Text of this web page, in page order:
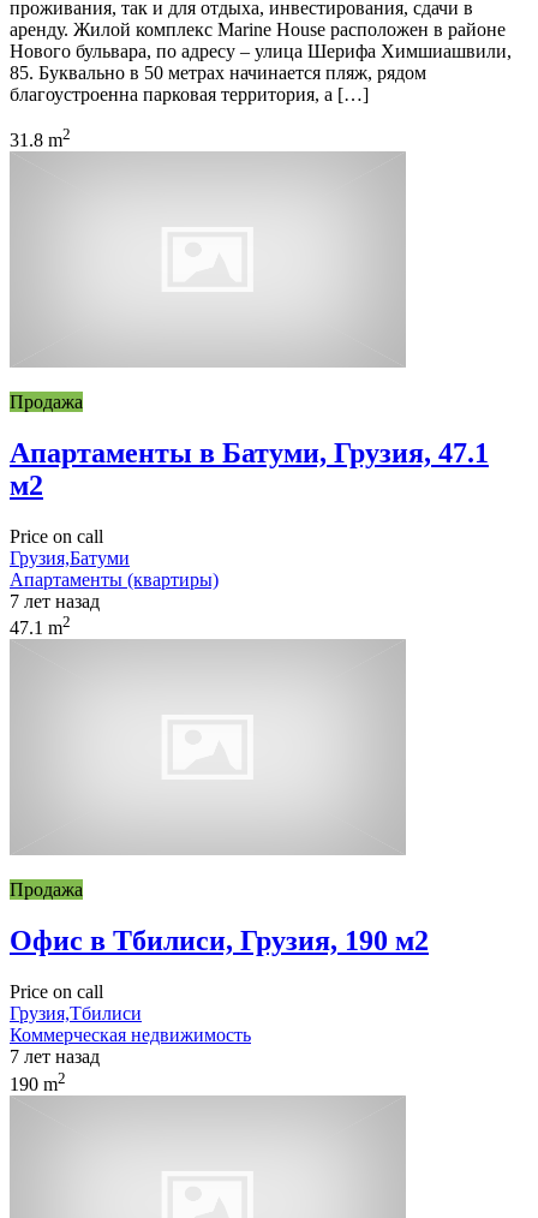
проживания, так и для отдыха, инвестирования, сдачи в
аренду. Жилой комплекс Marine House расположен в районе
Нового бульвара, по адресу – улица Шерифа Химшиашвили,
85. Буквально в 50 метрах начинается пляж, рядом
благоустроенна парковая территория, а […]
31.8 m2
Продажа
Апартаменты в Батуми, Грузия, 47.1
м2
Price on call
Грузия,Батуми
Апартаменты (квартиры)
7 лет назад
47.1 m2
Продажа
Офис в Тбилиси, Грузия, 190 м2
Price on call
Грузия,Тбилиси
Коммерческая недвижимость
7 лет назад
190 m2